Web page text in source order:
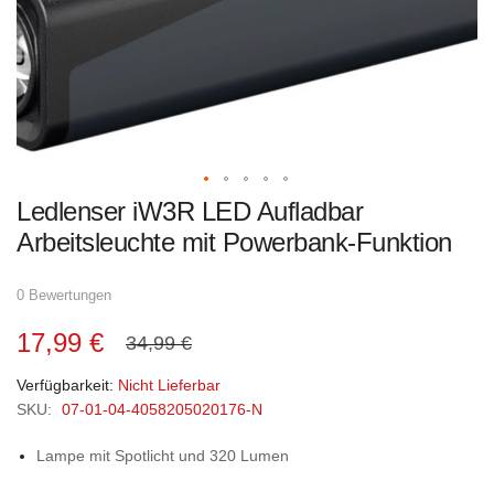
Zum
Anfang
der
Bildgalerie
Ledlenser iW3R LED Aufladbar
Arbeitsleuchte mit Powerbank-Funktion
0 Bewertungen
17,99 € 34,99 €
Verfügbarkeit: Nicht Lieferbar
SKU:
07-01-04-4058205020176-N
Lampe mit Spotlicht und 320 Lumen